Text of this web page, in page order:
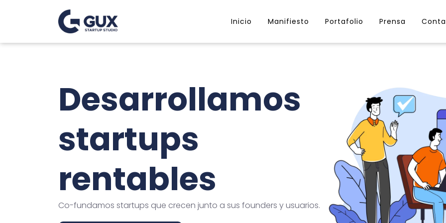
Inicio Manifiesto Portafolio Prensa
Desarrollamos
startups
rentables
Co-fundamos startups que crecen junto a sus founders y usuarios.